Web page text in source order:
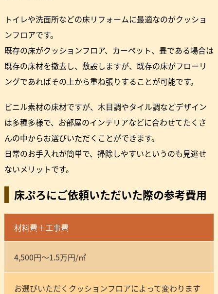
トイレや洗面所などの床リフォームに最適なのがクッショ
ンフロアです。
既存の床がクッションフロア、カーペット、畳である場合は
既存の床材を撤去し、敷設しますが、既存の床がフローリ
ングであればその上から重ね張りすることが可能です。
ビニル素材の床材ですが、木目調やタイル調などデザイン
は多種多様で、お部屋のインテリアなどに合わせてたくさ
んの中からお選びいただくことができます。
日常のお手入れが簡単で、掃除しやすいというのも見逃せ
ないメリットです。
床ぷろにご依頼いただいた際の参考費用
材料費＋工事費
4,500円～1.5万円/㎡
お選びいただくクッションフロアによって変わります